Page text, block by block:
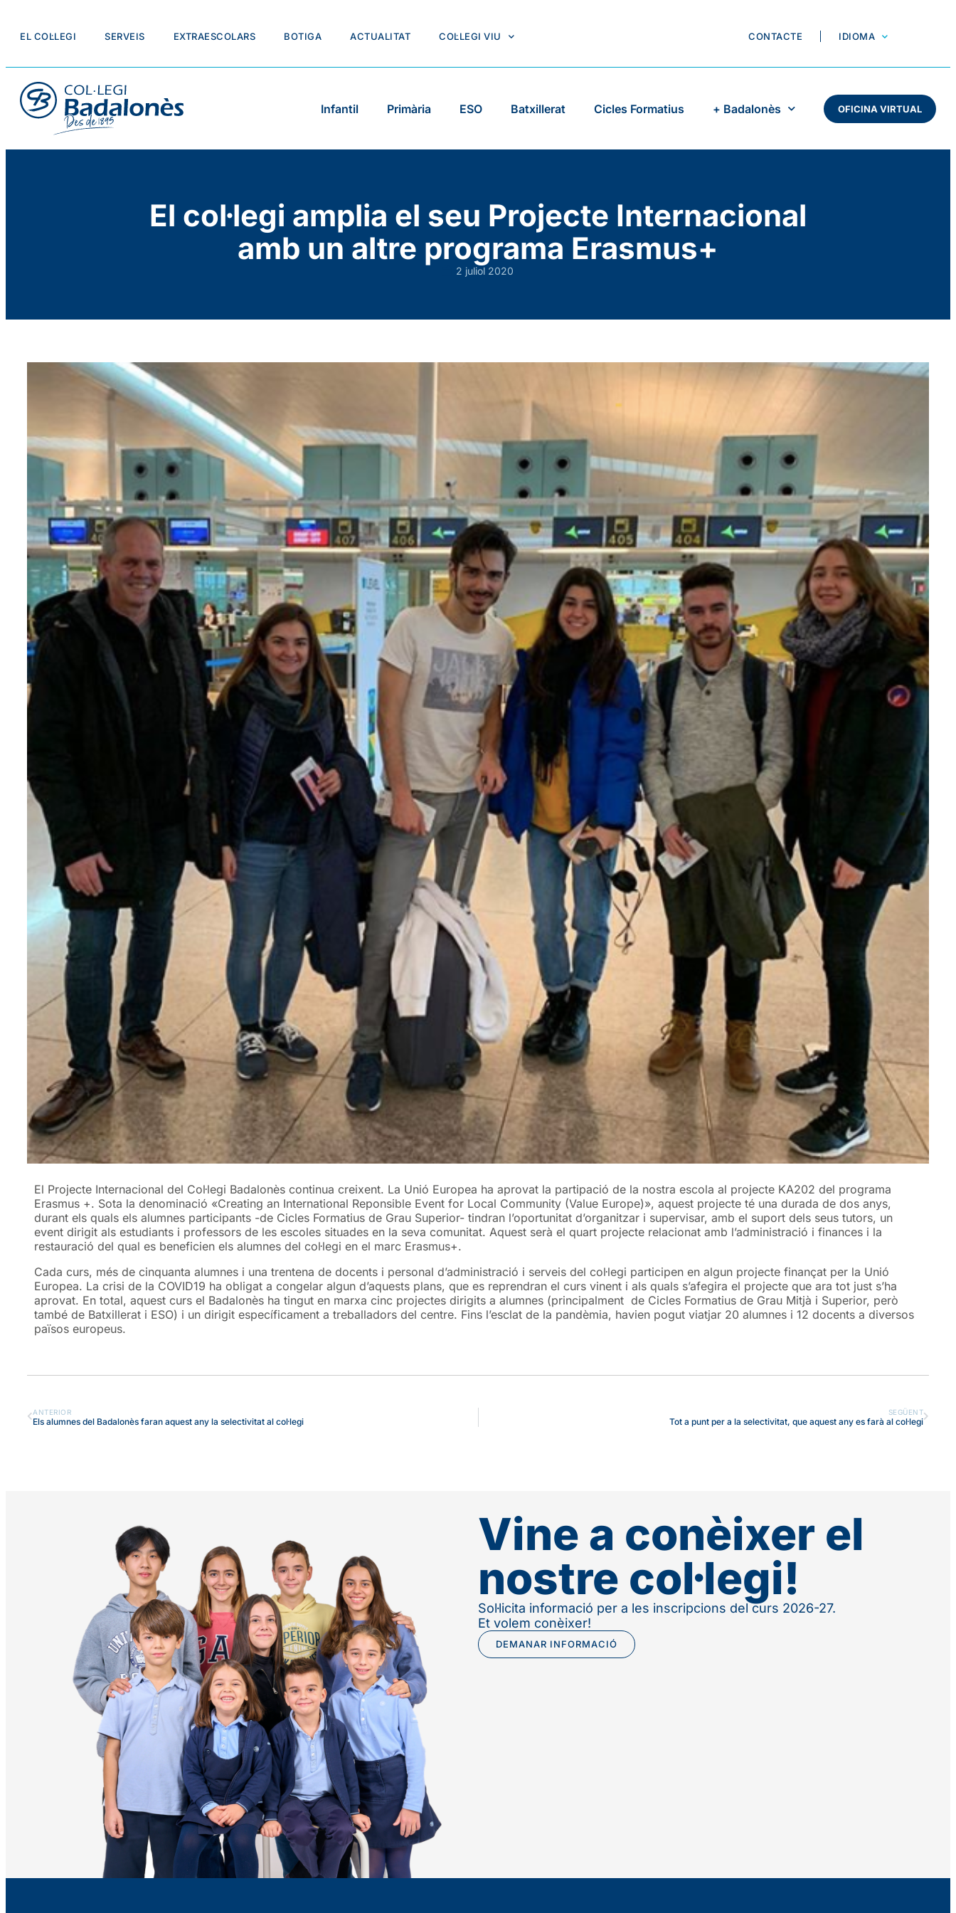
EL COL·LEGI SERVEIS EXTRAESCOLARS BOTIGA ACTUALITAT COL·LEGI VIU CONTACTE IDIOMA
Infantil Primària ESO Batxillerat Cicles Formatius + Badalonès OFICINA VIRTUAL
El col·legi amplia el seu Projecte Internacional
amb un altre programa Erasmus+
2 juliol 2020
El Projecte Internacional del Col·legi Badalonès continua creixent. La Unió Europea ha aprovat la partipació de la nostra escola al projecte KA202 del programa
Erasmus +. Sota la denominació «Creating an International Reponsible Event for Local Community (Value Europe)», aquest projecte té una durada de dos anys,
durant els quals els alumnes participants -de Cicles Formatius de Grau Superior- tindran l’oportunitat d’organitzar i supervisar, amb el suport dels seus tutors, un
event dirigit als estudiants i professors de les escoles situades en la seva comunitat. Aquest serà el quart projecte relacionat amb l’administració i finances i la
restauració del qual es beneficien els alumnes del col·legi en el marc Erasmus+.
Cada curs, més de cinquanta alumnes i una trentena de docents i personal d’administració i serveis del col·legi participen en algun projecte finançat per la Unió
Europea. La crisi de la COVID19 ha obligat a congelar algun d’aquests plans, que es reprendran el curs vinent i als quals s’afegira el projecte que ara tot just s’ha
aprovat. En total, aquest curs el Badalonès ha tingut en marxa cinc projectes dirigits a alumnes (principalment de Cicles Formatius de Grau Mitjà i Superior, però
també de Batxillerat i ESO) i un dirigit específicament a treballadors del centre. Fins l’esclat de la pandèmia, havien pogut viatjar 20 alumnes i 12 docents a diversos
països europeus.
ANTERIOR
Els alumnes del Badalonès faran aquest any la selectivitat al col·legi
SEGÜENT
Tot a punt per a la selectivitat, que aquest any es farà al col·legi
Vine a conèixer el
nostre col·legi!
Sol·licita informació per a les inscripcions del curs 2026-27.
Et volem conèixer!
DEMANAR INFORMACIÓ